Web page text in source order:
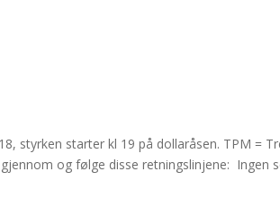
styrken starter kl 19 på dollaråsen. TPM =
og følge disse retningslinjene: Ingen